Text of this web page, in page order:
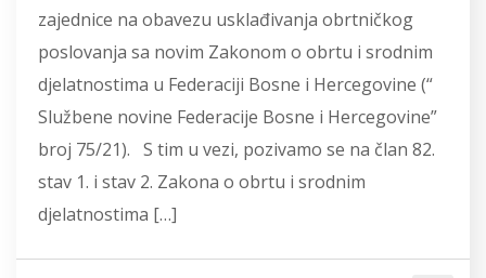
zajednice na obavezu usklađivanja obrtničkog
poslovanja sa novim Zakonom o obrtu i srodnim
djelatnostima u Federaciji Bosne i Hercegovine (“
Službene novine Federacije Bosne i Hercegovine”
broj 75/21). S tim u vezi, pozivamo se na član 82.
stav 1. i stav 2. Zakona o obrtu i srodnim
djelatnostima […]